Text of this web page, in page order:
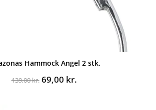
Hammock Angel 2 stk.
139,00kr. Den
69,00 kr.Den